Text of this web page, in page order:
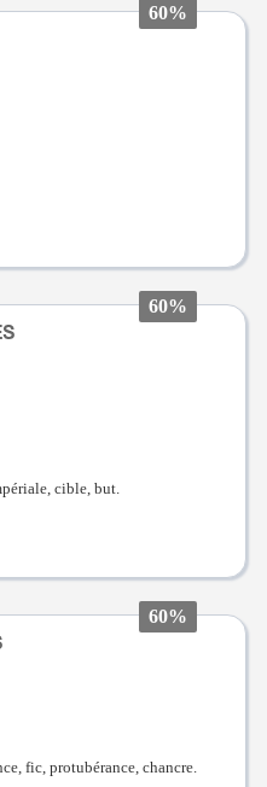
60%
60%
cible, but.
60%
fic, protubérance, chancre.